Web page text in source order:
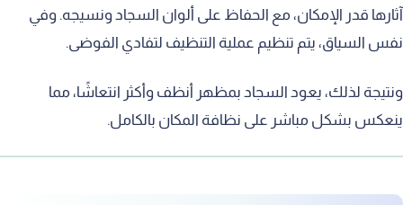
آثارها قدر الإمكان، مع الحفاظ على ألوان السجاد ونسيجه. وفي
نفس السياق، يتم تنظيم عملية التنظيف لتفادي الفوضى.
ونتيجة لذلك، يعود السجاد بمظهر أنظف وأكثر انتعاشًا، مما
ينعكس بشكل مباشر على نظافة المكان بالكامل.